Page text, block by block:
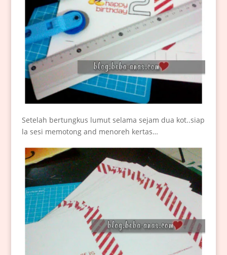
Setelah bertungkus lumut selama sejam dua kot..siap
la sesi memotong and menoreh kertas…